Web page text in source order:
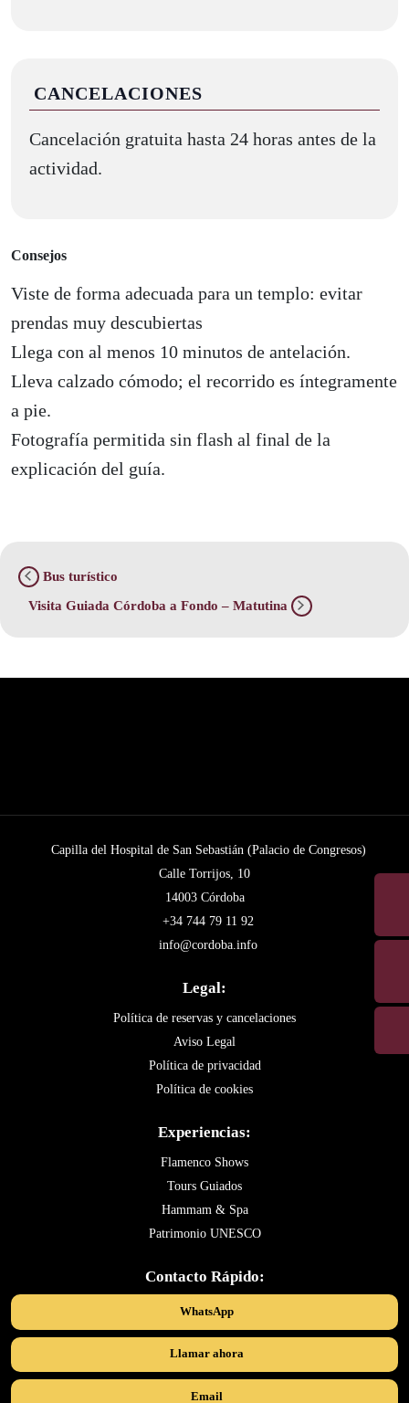
CANCELACIONES
Cancelación gratuita hasta 24 horas antes de la
actividad.
Consejos
Viste de forma adecuada para un templo: evitar
prendas muy descubiertas
Llega con al menos 10 minutos de antelación.
Lleva calzado cómodo; el recorrido es íntegramente
a pie.
Fotografía permitida sin flash al final de la
explicación del guía.
Bus turístico
Visita Guiada Córdoba a Fondo – Matutina
Capilla del Hospital de San Sebastián (Palacio de Congresos)
Calle Torrijos, 10
14003 Córdoba
+34 744 79 11 92
info@cordoba.info
Legal:
Política de reservas y cancelaciones
Aviso Legal
Política de privacidad
Política de cookies
Experiencias:
Flamenco Shows
Tours Guiados
Hammam & Spa
Patrimonio UNESCO
Contacto Rápido:
WhatsApp
Llamar ahora
Email